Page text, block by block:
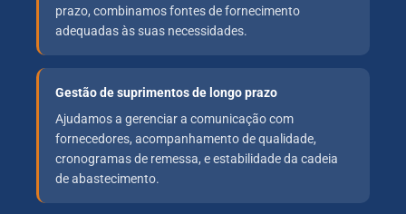
prazo, combinamos fontes de fornecimento
adequadas às suas necessidades.
Gestão de suprimentos de longo prazo
Ajudamos a gerenciar a comunicação com
fornecedores, acompanhamento de qualidade,
cronogramas de remessa, e estabilidade da cadeia
de abastecimento.